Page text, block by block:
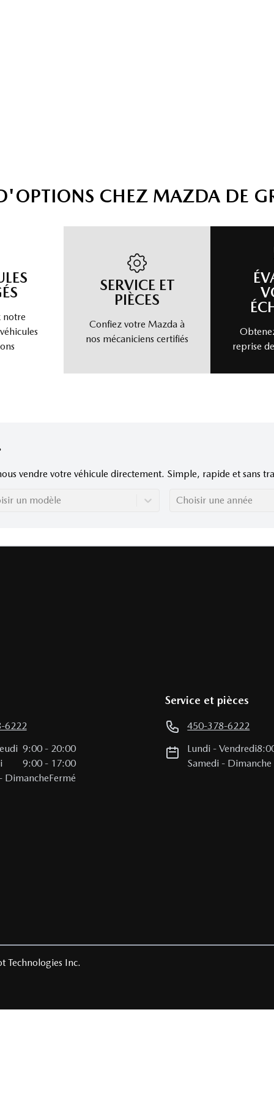
CHEZ MAZDA DE
notre
SERVICE ET
PIÈCES
Confiez votre Mazda à
nos mécaniciens certifiés
reprise
vendre votre véhicule directement. Simple, rapide et sans
un modèle Choisir une année
6222
9:00- 20:00
9:00- 17:00
DimancheFermé
Service et pièces
450-378-6222
Lundi -Vendredi
Samedi - Dimanche
Technologies Inc.